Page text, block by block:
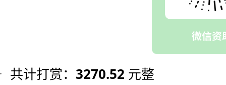
共计打赏： 3270.52 元整